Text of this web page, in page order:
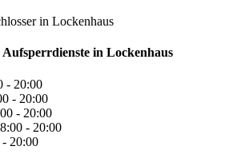
in Lockenhaus
- 20:00
- 20:00
- 20:00
- 20:00
20:00